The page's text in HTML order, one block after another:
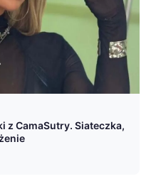
z CamaSutry. Siateczka,